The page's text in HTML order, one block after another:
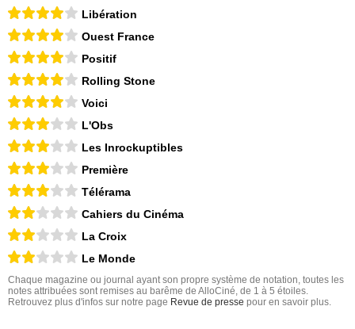
Libération
Ouest France
Positif
Rolling Stone
Voici
L'Obs
Les Inrockuptibles
Première
Télérama
Cahiers du Cinéma
La Croix
Le Monde
Chaque magazine ou journal ayant son propre système de notation, toutes les
notes attribuées sont remises au barême de AlloCiné, de 1 à 5 étoiles.
Retrouvez plus d'infos sur notre page Revue de presse pour en savoir plus.